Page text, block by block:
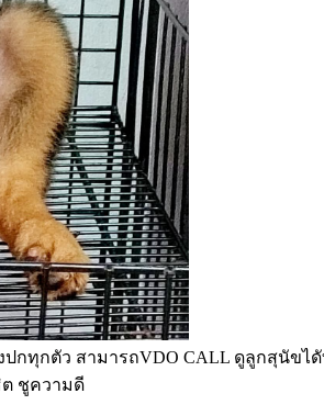
ปกทุกตัว สามารถVDO CALL ดูลูกสุนัขไ
ต ชูความดี